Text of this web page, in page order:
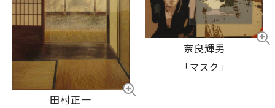
田村正一
奈良輝男
「マスク」